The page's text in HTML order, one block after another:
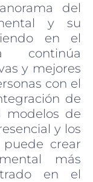
del
y su
en el
continúa
y mejores
con el
de
modelos de
y los
crear
más
en el